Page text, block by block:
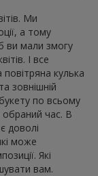
Ми
а тому
ви мали змогу
І все
кулька
зовнішній
по всьому
обраний час. В
доволі
може
Які
вам.